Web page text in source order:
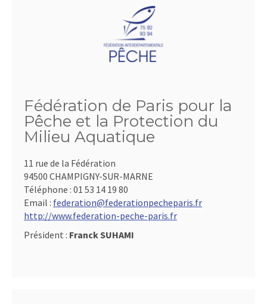
Fédération de Paris pour la
Pêche et la Protection du
Milieu Aquatique
11 rue de la Fédération
94500 CHAMPIGNY-SUR-MARNE
Téléphone : 01 53 14 19 80
Email : federation@federationpecheparis.fr
http://www.federation-peche-paris.fr
Président : Franck SUHAMI